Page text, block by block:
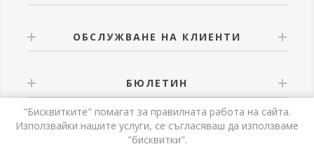
ОБСЛУЖВАНЕ НА КЛИЕНТИ
БЮЛЕТИН
"Бисквитките" помагат за правилната работа на сайта.
Използвайки нашите услуги, се съгласяваш да използваме
"бисквитки".